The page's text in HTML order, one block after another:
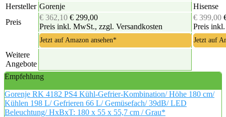
Hersteller Gorenje
Hisense
Preis
€ 362,10 € 299,00
Preis inkl. MwSt., zzgl. Versandkosten
€ 399,00
Preis
Jetzt auf Amazon ansehen* Jetzt auf
Weitere
Angebote
Empfehlung
Gorenje RK 4182 PS4 Kühl-Gefrier-Kombination/ Höhe 180 cm/
Kühlen 198 L/ Gefrieren 66 L/ Gemüsefach/ 39dB/ LED
Beleuchtung/ HxBxT: 180 x 55 x 55,7 cm / Grau*